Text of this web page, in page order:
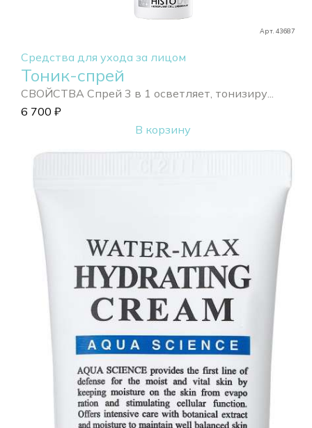
Арт. 43687
Средства для ухода за лицом
Тоник-спрей
СВОЙСТВА Спрей 3 в 1 осветляет, тонизиру...
6 700 ₽
В корзину